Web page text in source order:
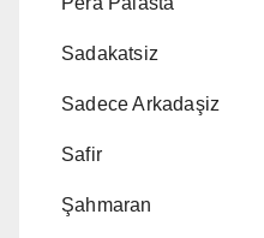
Sadakatsiz
Sadece Arkadaşiz
Safir
Şahmaran